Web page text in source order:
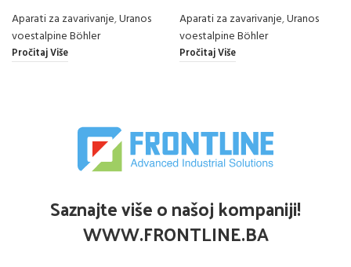
Aparati za zavarivanje,Uranos
voestalpine Böhler
Pročitaj Više
Aparati za zavarivanje,Uranos
voestalpine Böhler
Pročitaj Više
Saznajte više o našoj kompaniji!
WWW.FRONTLINE.BA